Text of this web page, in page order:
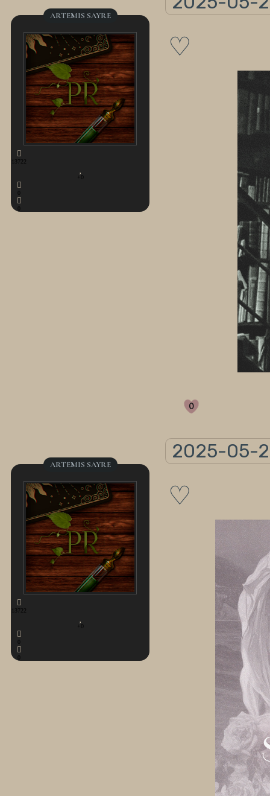
ARTEMIS SAYRE
13722
+0
♡
0
2025-05-
ARTEMIS SAYRE
13722
+0
♡